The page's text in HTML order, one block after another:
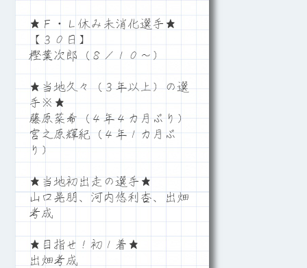
★Ｆ・Ｌ休み未消化選手★
【３０日】
樫葉次郎（８／１０～）
★当地久々（３年以上）の選
手※★
藤原菜希（４年４カ月ぶり）
宮之原輝紀（４年１カ月ぶ
り）
★当地初出走の選手★
山口晃朋、河内悠利杏、出畑
考成
★目指せ！初１着★
出畑考成